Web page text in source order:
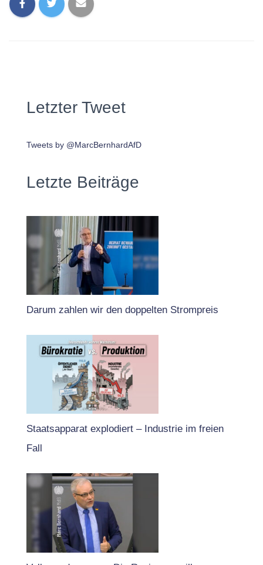
Letzter Tweet
Tweets by @MarcBernhardAfD
Letzte Beiträge
Darum zahlen wir den doppelten Strompreis
Staatsapparat explodiert – Industrie im freien
Fall